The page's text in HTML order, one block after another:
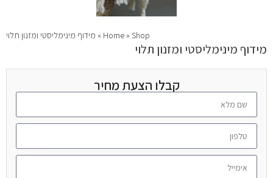
Home » Shop
» מידוף מינימליסטי ומזנון תלוי
מידוף מינימליסטי ומזנון תלוי
קבלו הצעת מחיר